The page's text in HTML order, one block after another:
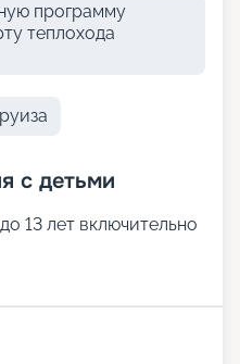
программу
теплохода
с детьми
13 лет включительно